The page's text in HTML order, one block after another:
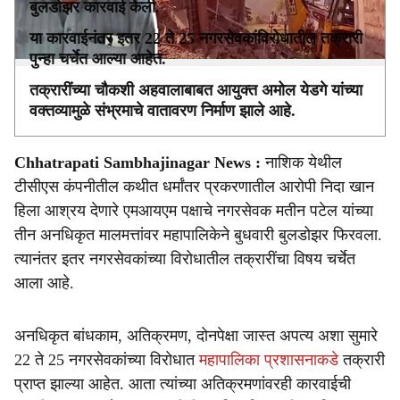
बुलडोझर कारवाई केली.
या कारवाईनंतर इतर 22 ते 25 नगरसेवकांविरोधातील तक्रारी
पुन्हा चर्चेत आल्या आहेत.
तक्रारींच्या चौकशी अहवालाबाबत आयुक्त अमोल येडगे यांच्या
वक्तव्यामुळे संभ्रमाचे वातावरण निर्माण झाले आहे.
Chhatrapati Sambhajinagar News : नाशिक येथील
टीसीएस कंपनीतील कथीत धर्मांतर प्रकरणातील आरोपी निदा खान
हिला आश्रय देणारे एमआयएम पक्षाचे नगरसेवक मतीन पटेल यांच्या
तीन अनधिकृत मालमत्तांवर महापालिकेने बुधवारी बुलडोझर फिरवला.
त्यानंतर इतर नगरसेवकांच्या विरोधातील तक्रारींचा विषय चर्चेत
आला आहे.
अनधिकृत बांधकाम, अतिक्रमण, दोनपेक्षा जास्त अपत्य अशा सुमारे
22 ते 25 नगरसेवकांच्या विरोधातमहापालिका प्रशासनाकडेतक्रारी
प्राप्त झाल्या आहेत. आता त्यांच्या अतिक्रमणांवरही कारवाईची